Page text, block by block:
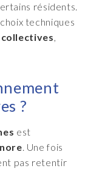
résidents.
techniques
,
?
est
. Une fois
pas retentir